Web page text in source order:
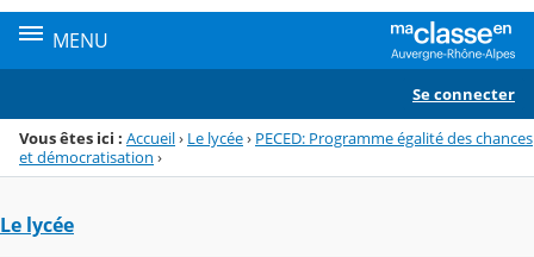
MENU
Se connecter
Vous êtes ici : Accueil› Le lycée› PECED: Programme égalité des chances
et démocratisation ›
Le lycée